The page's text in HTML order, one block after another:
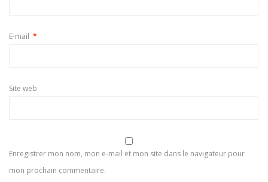
E-mail *
Site web
Enregistrer mon nom, mon e-mail et mon site dans le navigateur pour
mon prochain commentaire.